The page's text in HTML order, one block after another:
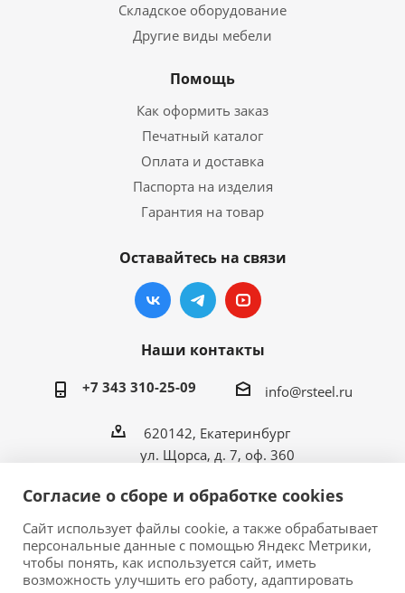
Складское оборудование
Другие виды мебели
Помощь
Как оформить заказ
Печатный каталог
Оплата и доставка
Паспорта на изделия
Гарантия на товар
Оставайтесь на связи
Наши контакты
+7 343 310-25-09 info@rsteel.ru
620142, Екатеринбург
ул. Щорса, д. 7, оф. 360
2026 © ООО «Риал Стил» • Производитель
металлической мебели в Екатеринбурге.
Согласие о сборе и обработке cookies
Сайт использует файлы cookie, а также обрабатывает
персональные данные с помощью Яндекс Метрики,
чтобы понять, как используется сайт, иметь
возможность улучшить его работу, адаптировать